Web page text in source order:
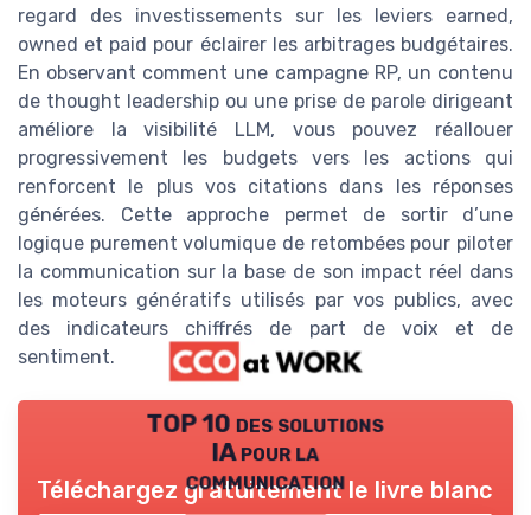
regard des investissements sur les leviers earned,
owned et paid pour éclairer les arbitrages budgétaires.
En observant comment une campagne RP, un contenu
de thought leadership ou une prise de parole dirigeant
améliore la visibilité LLM, vous pouvez réallouer
progressivement les budgets vers les actions qui
renforcent le plus vos citations dans les réponses
générées. Cette approche permet de sortir d’une
logique purement volumique de retombées pour piloter
la communication sur la base de son impact réel dans
les moteurs génératifs utilisés par vos publics, avec
des indicateurs chiffrés de part de voix et de
sentiment.
TOP 10 des solutions
IA pour la
communication
Téléchargez gratuitement le livre blanc